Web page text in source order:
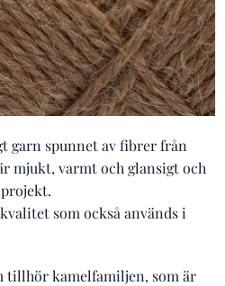
garn spunnet av fibrer från
mjukt, varmt och glansigt och
som också används i
tillhör kamelfamiljen, som är